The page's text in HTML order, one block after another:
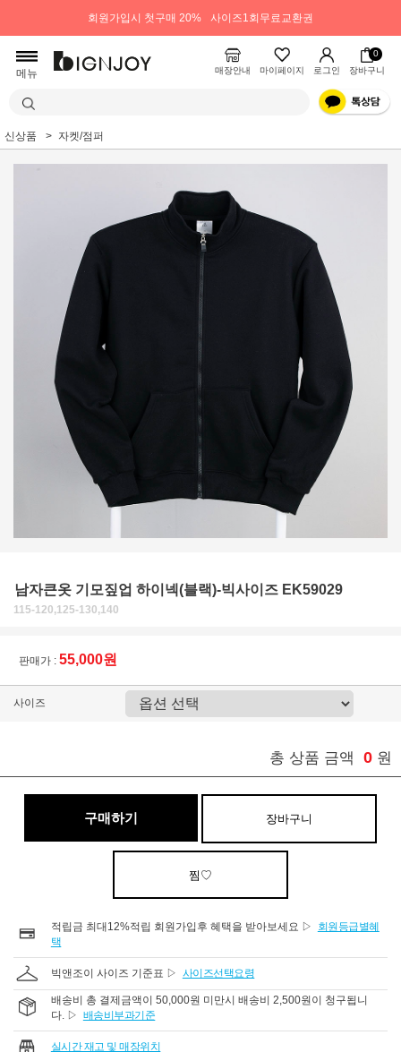
회원가입시 첫구매 20% 사이즈1회무료교환권
메뉴 매장안내 마이페이지 로그인
0
장바구니
신상품 자켓/점퍼
남자큰옷 기모짚업 하이넥(블랙)-빅사이즈 EK59029
115-120,125-130,140
판매가 : 55,000원
사이즈
총 상품 금액 0 원
구매하기 장바구니
찜♡
적립금 최대12%적립 회원가입후 혜택을 받아보세요 ▷
회원등급별혜
택
빅앤조이 사이즈 기준표 ▷ 사이즈선택요령
배송비 총 결제금액이 50,000원 미만시 배송비 2,500원이 청구됩니
다. ▷ 배송비부과기준
실시간 재고 및 매장위치